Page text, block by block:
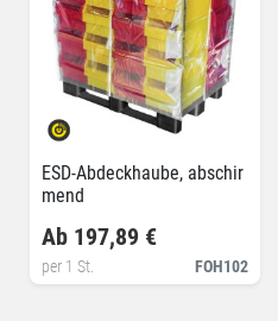
ESD-Abdeckhaube, abschir
mend
FOH102
Ab 197,89 €
per 1 St.